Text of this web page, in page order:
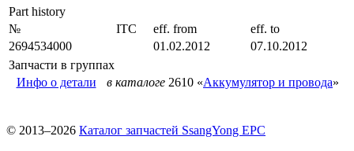
Part history
№
ITC eff. from
eff. to
2694534000
01.02.2012
07.10.2012
Запчасти в группах
Инфо о детали
в каталоге 2610 «Аккумулятор и провода»
© 2013–2026 Каталог запчастей SsangYong EPC